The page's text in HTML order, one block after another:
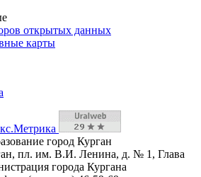
открытых данных
карты
город Курган
пл. им. В.И. Ленина, д. № 1, Глава
города Кургана